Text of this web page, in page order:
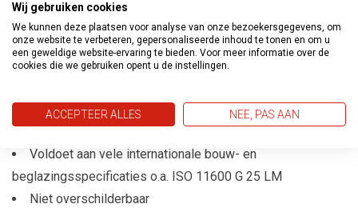
Azijnzuur verhardend
Duurzaam elastisch blijvend
Temperatuurbestendig van -50°C tot +180°C
primer
Goed UV-, water-, vocht-, weer- en kleurbestendig
Voldoet aan vele internationale bouw- en
beglazingsspecificaties o.a. ISO 11600 G 25 LM
Niet overschilderbaar
Wij gebruiken cookies
We kunnen deze plaatsen voor analyse van onze bezoekersgegevens, om
onze website te verbeteren, gepersonaliseerde inhoud te tonen en om u
een geweldige website-ervaring te bieden. Voor meer informatie over de
cookies die we gebruiken opent u de instellingen.
ACCEPTEER ALLES NEE, PAS AAN